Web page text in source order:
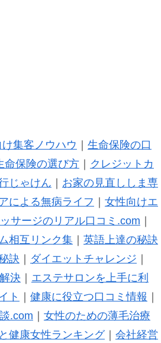
集客ノウハウ
生命保険の口
命保険の選び方｜
クレジットカ
じゃけん
お家の見直ししま専
による無病ライフ
女性向けエ
サージのリアル口コミ.com
相互リンク集｜ 英語上達の秘訣
訣 ダイエットチャレンジ
決｜ エステサロンを上手に利
ト
健康に役立つ口コミ情報
.com
女性のための薄毛治療
健康女性ランキング｜ 会社経営